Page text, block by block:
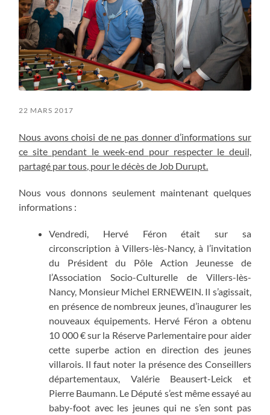
22 MARS 2017
Nous avons choisi de ne pas donner d’informations sur
ce site pendant le week-end pour respecter le deuil,
partagé par tous, pour le décès de Job Durupt.
Nous vous donnons seulement maintenant quelques
informations :
Vendredi, Hervé Féron était sur sa
circonscription à Villers-lès-Nancy, à l’invitation
du Président du Pôle Action Jeunesse de
l’Association Socio-Culturelle de Villers-lès-
Nancy, Monsieur Michel ERNEWEIN. Il s’agissait,
en présence de nombreux jeunes, d’inaugurer les
nouveaux équipements. Hervé Féron a obtenu
10 000 € sur la Réserve Parlementaire pour aider
cette superbe action en direction des jeunes
villarois. Il faut noter la présence des Conseillers
départementaux, Valérie Beausert-Leick et
Pierre Baumann. Le Député s’est même essayé au
baby-foot avec les jeunes qui ne s’en sont pas